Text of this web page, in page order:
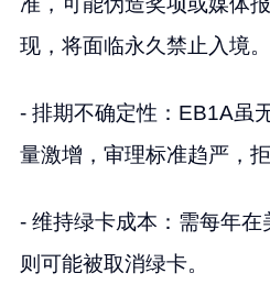
现，将面临永久禁止入境。
- 排期不确定性：EB1A虽
量激增，审理标准趋严，拒
- 维持绿卡成本：需每年
则可能被取消绿卡。